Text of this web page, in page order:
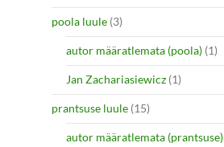
poola luule (3)
autor määratlemata (poola) (1)
Jan Zachariasiewicz (1)
prantsuse luule (15)
autor määratlemata (prantsuse)